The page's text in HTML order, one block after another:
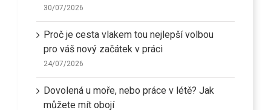
30/07/2026
Proč je cesta vlakem tou nejlepší volbou
pro váš nový začátek v práci
24/07/2026
Dovolená u moře, nebo práce v létě? Jak
můžete mít obojí